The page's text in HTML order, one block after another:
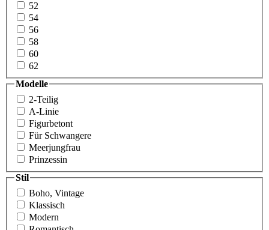
52
54
56
58
60
62
Modelle
2-Teilig
A-Linie
Figurbetont
Für Schwangere
Meer­jungfrau
Prinzessin
Stil
Boho, Vintage
Klassisch
Modern